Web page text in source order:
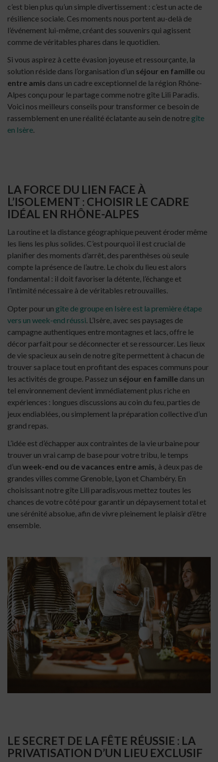
c’est bien plus qu’un simple divertissement : c’est un acte de
résilience sociale. Ces moments nous portent au-delà de
l’événement lui-même, créant des souvenirs qui agissent
comme de véritables phares dans le quotidien.
Si vous aspirez à cette évasion joyeuse et ressourçante, la
solution réside dans l’organisation d’un séjour en famille ou
entre amis dans un cadre exceptionnel de la région Rhône-
Alpes conçu pour le partage comme notre gîte Lili Paradis.
Voici nos meilleurs conseils pour transformer ce besoin de
rassemblement en une réalité éclatante au sein de notre gîte
en Isère.
LA FORCE DU LIEN FACE À
L’ISOLEMENT : CHOISIR LE CADRE
IDÉAL EN RHÔNE-ALPES
La routine et la distance géographique peuvent éroder même
les liens les plus solides. C’est pourquoi il est crucial de
planifier des moments d’arrêt, des parenthèses où seule
compte la présence de l’autre. Le choix du lieu est alors
fondamental : il doit favoriser la détente, l’échange et
l’intimité nécessaire à de véritables retrouvailles.
Opter pour un gîte de groupe en Isère est la première étape
vers un week-end réussi. L’Isère, avec ses paysages de
campagne authentiques entre montagnes et lacs, offre le
décor parfait pour se déconnecter et se ressourcer. Les lieux
de vie spacieux au sein de notre gîte permettent à chacun de
trouver sa place tout en profitant des espaces communs pour
les activités de groupe. Passez un séjour en famille dans un
tel environnement devient immédiatement plus riche en
expériences : longues discussions au coin du feu, parties de
jeux endiablées, ou simplement la préparation collective d’un
grand repas.
L’idée est d’échapper aux contraintes de la vie urbaine pour
trouver un vrai camp de base pour votre tribu, le temps
d’un week-end ou devacances entre amis, à deux pas de
grandes villes comme Grenoble, Lyon et Chambéry. En
choisissant notre gîte Lili paradis,vous mettez toutes les
chances de votre côté pour garantir un dépaysement total et
une sérénité absolue, afin de vivre pleinement le plaisir d’être
ensemble.
LE SECRET DE LA FÊTE RÉUSSIE : LA
PRIVATISATION D’UN LIEU EXCLUSIF